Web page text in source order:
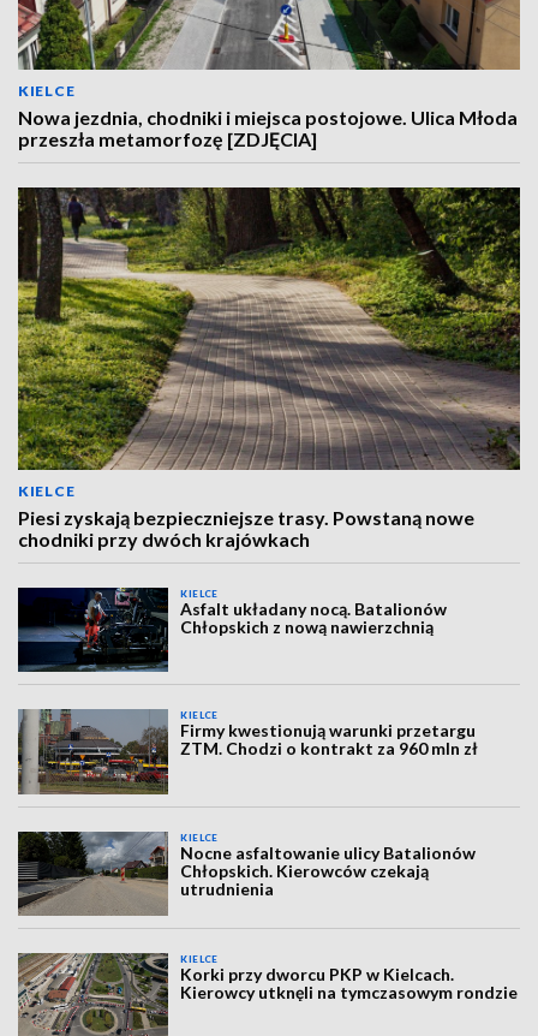
KIELCE
Nowa jezdnia, chodniki i miejsca postojowe. Ulica Młoda
przeszła metamorfozę [ZDJĘCIA]
KIELCE
Piesi zyskają bezpieczniejsze trasy. Powstaną nowe
chodniki przy dwóch krajówkach
KIELCE
Asfalt układany nocą. Batalionów
Chłopskich z nową nawierzchnią
KIELCE
Firmy kwestionują warunki przetargu
ZTM. Chodzi o kontrakt za 960 mln zł
KIELCE
Nocne asfaltowanie ulicy Batalionów
Chłopskich. Kierowców czekają
utrudnienia
KIELCE
Korki przy dworcu PKP w Kielcach.
Kierowcy utknęli na tymczasowym rondzie